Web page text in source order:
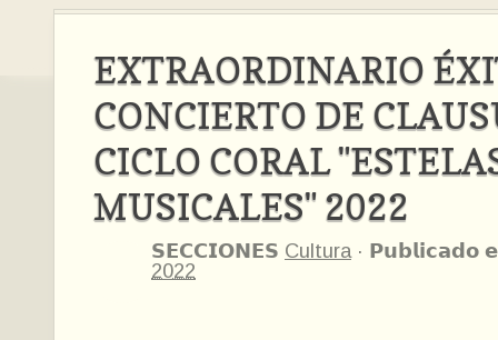
EXTRAORDINARIO
CONCIERTO DE
CICLO CORAL
MUSICALES" 2022
𝗦𝗘𝗖𝗖𝗜𝗢𝗡𝗘𝗦 Cultura · 𝗣𝘂𝗯𝗹𝗶𝗰𝗮𝗱𝗼
2022